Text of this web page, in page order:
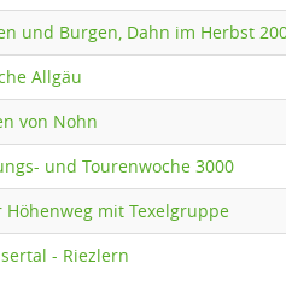
und Burgen, Dahn im Herbst
Allgäu
von Nohn
und Tourenwoche 3000
Höhenweg mit Texelgruppe
- Riezlern